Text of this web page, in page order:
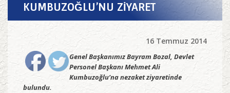
KUMBUZOĞLU’NU ZİYARET
16 Temmuz 2014
Genel Başkanımız Bayram Bozal, Devlet
Personel Başkanı Mehmet Ali
Kumbuzoğlu’na nezaket ziyaretinde
bulundu.